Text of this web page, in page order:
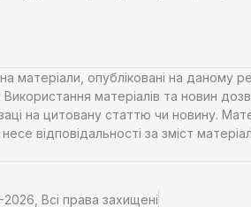
матеріали, опубліковані на даному
матеріалів та новин
на цитовану статтю чи новину.
відповідальності за зміст
2026, Всі права захищені